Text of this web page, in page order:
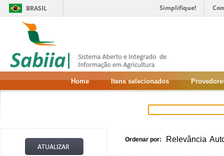
BRASIL Simplifique!
Home Itens selecionados
Ordenar por: Relevância